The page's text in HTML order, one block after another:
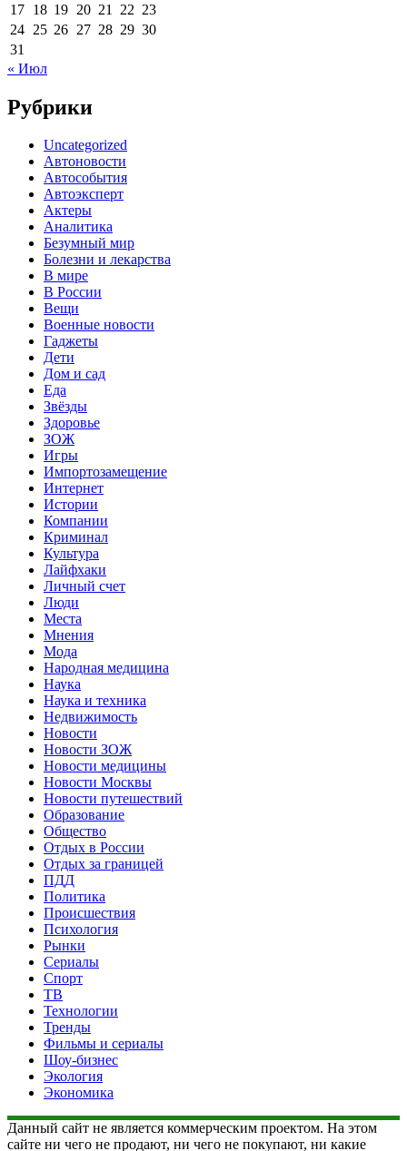
17 18 19 20 21 22 23
24 25 26 27 28 29 30
31
« Июл
Рубрики
Uncategorized
Автоновости
Автособытия
Автоэксперт
Актеры
Аналитика
Безумный мир
Болезни и лекарства
В мире
В России
Вещи
Военные новости
Гаджеты
Дети
Дом и сад
Еда
Звёзды
Здоровье
ЗОЖ
Игры
Импортозамещение
Интернет
Истории
Компании
Криминал
Культура
Лайфхаки
Личный счет
Люди
Места
Мнения
Мода
Народная медицина
Наука
Наука и техника
Недвижимость
Новости
Новости ЗОЖ
Новости медицины
Новости Москвы
Новости путешествий
Образование
Общество
Отдых в России
Отдых за границей
ПДД
Политика
Происшествия
Психология
Рынки
Сериалы
Спорт
ТВ
Технологии
Тренды
Фильмы и сериалы
Шоу-бизнес
Экология
Экономика
Данный сайт не является коммерческим проектом. На этом
сайте ни чего не продают, ни чего не покупают, ни какие